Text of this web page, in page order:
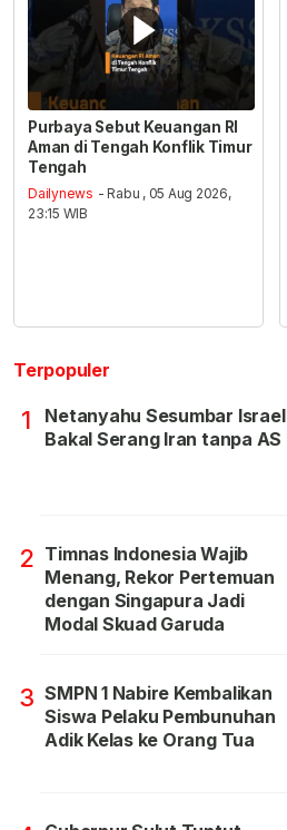
Purbaya Sebut Keuangan RI
Aman di Tengah Konflik Timur
Tengah
Dailynews - Rabu , 05 Aug 2026,
23:15 WIB
Terpopuler
1
Netanyahu Sesumbar Israel
Bakal Serang Iran tanpa AS
2 Timnas Indonesia Wajib
Menang, Rekor Pertemuan
dengan Singapura Jadi
Modal Skuad Garuda
3 SMPN 1 Nabire Kembalikan
Siswa Pelaku Pembunuhan
Adik Kelas ke Orang Tua